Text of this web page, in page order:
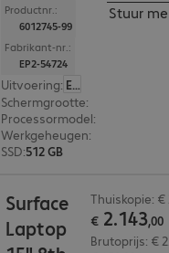
Productnr.:
6012745-99
Fabrikant-nr.:
EP2-54724
Uitvoering: Europa
Schermgrootte:
Processormodel:
Werkgeheugen:
SSD:512 GB
Stuur
Surface
Laptop
Thuiskopie: €
€ 2.143,00
Brutoprijs: €